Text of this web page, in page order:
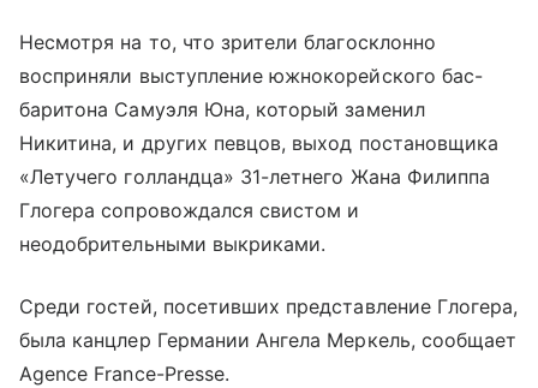
Несмотря на то, что зрители благосклонно
восприняли выступление южнокорейского бас-
баритона Самуэля Юна, который заменил
Никитина, и других певцов, выход постановщика
«Летучего голландца» 31-летнего Жана Филиппа
Глогера сопровождался свистом и
неодобрительными выкриками.
Среди гостей, посетивших представление Глогера,
была канцлер Германии Ангела Меркель, сообщает
Agence France-Presse.